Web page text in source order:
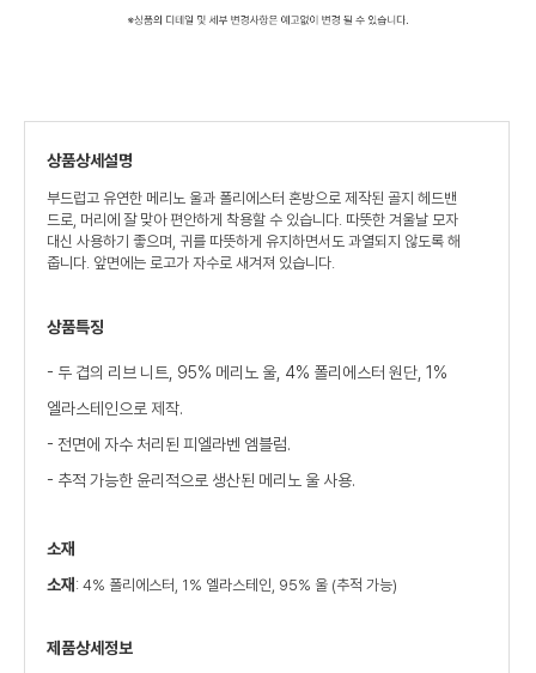
상품상세설명
부드럽고 유연한 메리노 울과 폴리에스터 혼방으로 제작된 골지 헤드밴
드로, 머리에 잘 맞아 편안하게 착용할 수 있습니다. 따뜻한 겨울날 모자
대신 사용하기 좋으며, 귀를 따뜻하게 유지하면서도 과열되지 않도록 해
줍니다. 앞면에는 로고가 자수로 새겨져 있습니다.
상품특징
- 두 겹의 리브 니트, 95% 메리노 울, 4% 폴리에스터 원단, 1%
엘라스테인으로 제작.
- 전면에 자수 처리된 피엘라벤 엠블럼.
- 추적 가능한 윤리적으로 생산된 메리노 울 사용.
소재
소재 : 4% 폴리에스터, 1% 엘라스테인, 95% 울 (추적 가능)
제품상세정보